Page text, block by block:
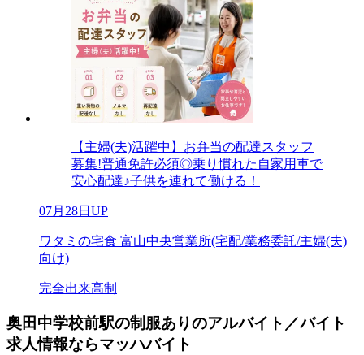
【主婦(夫)活躍中】お弁当の配達スタッフ
募集!普通免許必須◎乗り慣れた自家用車で
安心配達♪子供を連れて働ける！
07月28日UP
ワタミの宅食 富山中央営業所(宅配/業務委託/主婦(夫)
向け)
完全出来高制
奥田中学校前駅の制服ありのアルバイト／バイト
求人情報ならマッハバイト